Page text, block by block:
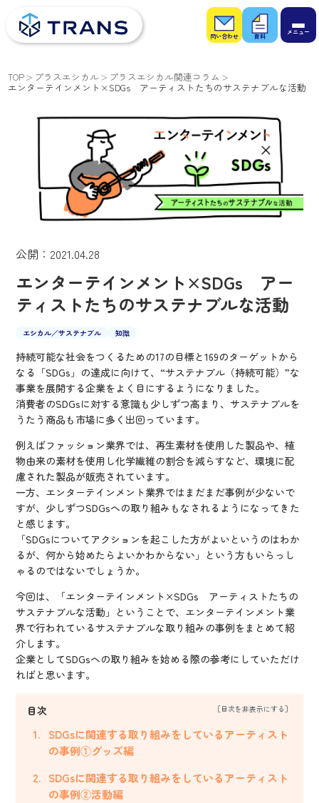
お問
い合
わせ
お役
立ち
資料
TOP プラスエシカル プラスエシカル関連コラム
エンターテインメント×SDGs アーティストたちのサステナブルな活動
公開：2021.04.28
エンターテインメント×SDGs アー
ティストたちのサステナブルな活動
エシカル／サステナブル 知識
持続可能な社会をつくるための17の目標と169のターゲットから
なる「SDGs」の達成に向けて、“サステナブル（持続可能）”な
事業を展開する企業をよく目にするようになりました。
消費者のSDGsに対する意識も少しずつ高まり、サステナブルを
うたう商品も市場に多く出回っています。
例えばファッション業界では、再生素材を使用した製品や、植
物由来の素材を使用し化学繊維の割合を減らすなど、環境に配
慮された製品が販売されています。
一方、エンターテインメント業界ではまだまだ事例が少ないで
すが、少しずつSDGsへの取り組みもなされるようになってきた
と感じます。
「SDGsについてアクションを起こした方がよいというのはわか
るが、何から始めたらよいかわからない」という方もいらっし
ゃるのではないでしょうか。
今回は、「エンターテインメント×SDGs アーティストたちの
サステナブルな活動」ということで、エンターテインメント業
界で行われているサステナブルな取り組みの事例をまとめて紹
介します。
企業としてSDGsへの取り組みを始める際の参考にしていただけ
ればと思います。
目次
SDGsに関連する取り組みをしているアーティスト
の事例①グッズ編
SDGsに関連する取り組みをしているアーティスト
の事例②活動編